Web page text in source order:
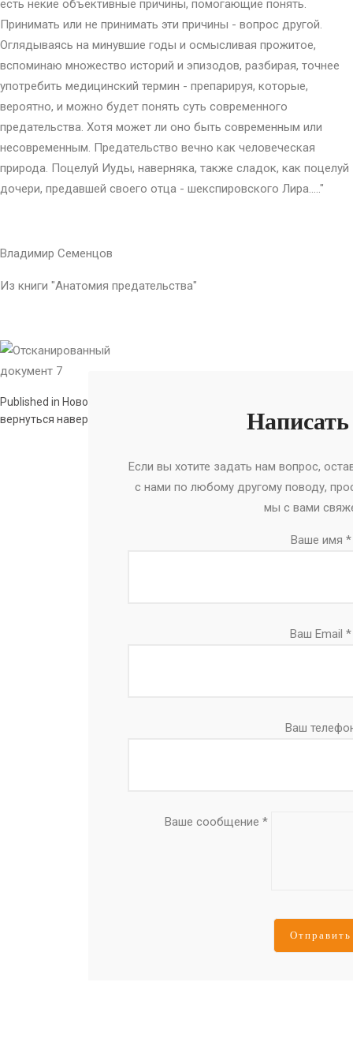
есть некие объективные причины, помогающие понять.
Принимать или не принимать эти причины - вопрос другой.
Оглядываясь на минувшие годы и осмысливая прожитое,
вспоминаю множество историй и эпизодов, разбирая, точнее
употребить медицинский термин - препарируя, которые,
вероятно, и можно будет понять суть современного
предательства. Хотя может ли оно быть современным или
несовременным. Предательство вечно как человеческая
природа. Поцелуй Иуды, наверняка, также сладок, как поцелуй
дочери, предавшей своего отца - шекспировского Лира....."
Владимир Семенцов
Из книги "Анатомия предательства"
Published in Новости
вернуться наверх
Если вы хотите задать нам вопрос,
с нами по любому другому поводу,
мы с вами
Ваше имя *
Ваш Email *
Ваш
Ваше сообщение *